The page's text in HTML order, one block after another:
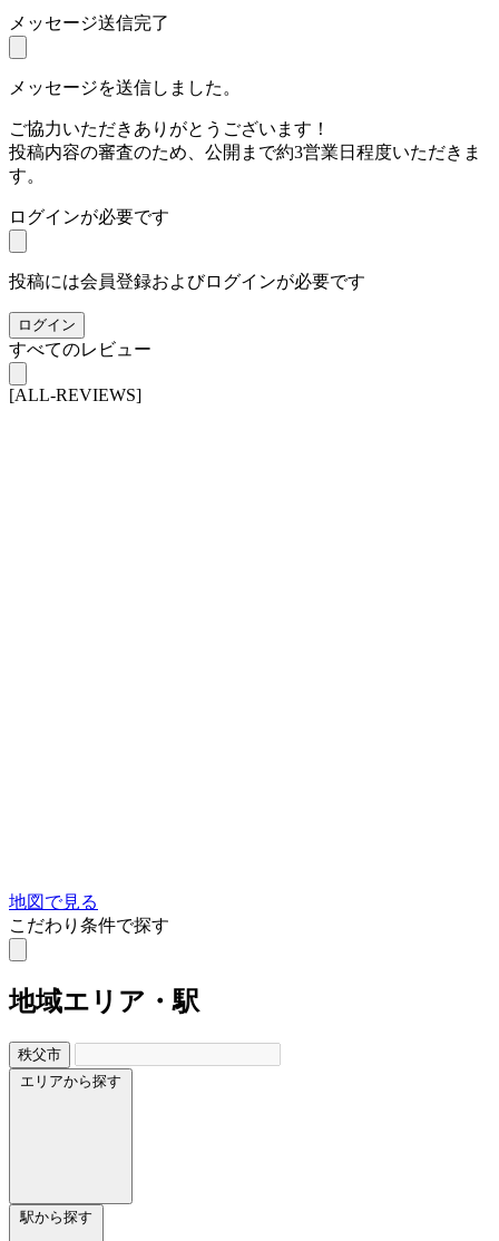
メッセージ送信完了
メッセージを送信しました。
ご協力いただきありがとうございます！
投稿内容の審査のため、公開まで約3営業日程度いただきま
す。
ログインが必要です
投稿には会員登録およびログインが必要です
ログイン
すべてのレビュー
[ALL-REVIEWS]
地図で見る
こだわり条件で探す
地域エリア・駅
秩父市
エリアから探す
駅から探す